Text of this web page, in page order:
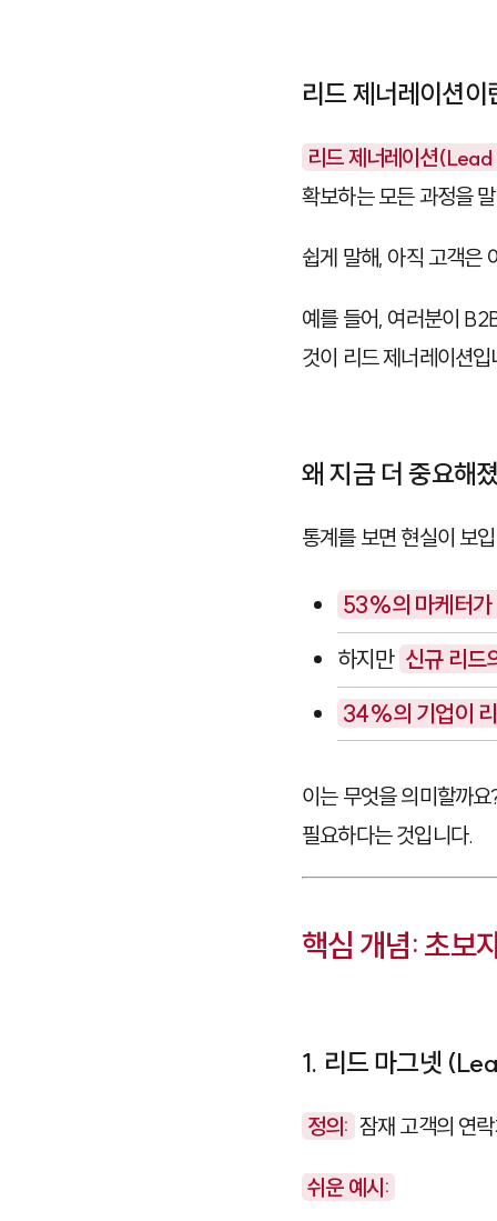
리드 제너레이션이
리드 제너레이션
확보하는 모든 과정을
쉽게 말해, 아직 고객은
예를 들어, 여러분이
것이 리드 제너레이션입
왜 지금 더 중요해
통계를 보면 현실이 보
53%의 마케터가
하지만 신규 리드
34%의 기업이
이는 무엇을 의미할까
필요하다는 것입니다.
핵심 개념: 초보
1. 리드 마그넷
정의: 잠재 고객의 연
쉬운 예시: